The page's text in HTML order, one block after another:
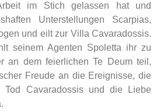
im Stich gelassen hat und
Unterstellungen Scarpias,
und eilt zur Villa Cavaradossis.
seinem Agenten Spoletta ihr zu
an dem feierlichen Te Deum teil,
Freude an die Ereignisse, die
Tod Cavaradossis und die Liebe